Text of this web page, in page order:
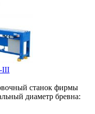
III
станок фирмы
диаметр бревна: